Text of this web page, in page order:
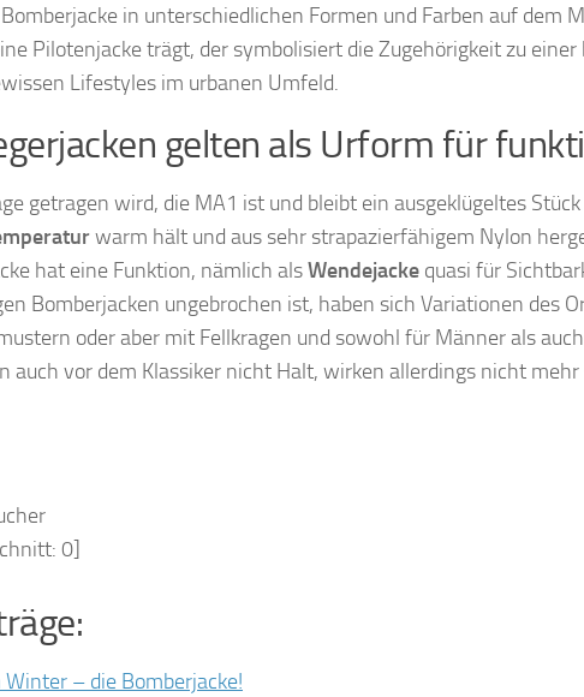
in unterschiedlichen Formen und Farben auf dem
Pilotenjacke trägt, der symbolisiert die Zugehörigkeit zu
Lifestyles im urbanen Umfeld.
gelten als Urform für
getragen wird, die MA1 ist und bleibt ein ausgeklügeltes
warm hält und aus sehr strapazierfähigem Nylon
hat eine Funktion, nämlich alsWendejacke quasi für
Bomberjacken ungebrochen ist, haben sich Variationen des
oder aber mit Fellkragen und sowohl für Männer als
auch vor dem Klassiker nicht Halt, wirken allerdings nicht
0]
– die Bomberjacke!